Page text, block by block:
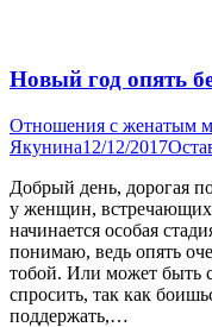
Новый год опять
Отношения с женатым
Якунина12/12/2017
Добрый день, дорогая
у женщин,
начинается особая
понимаю, ведь опять
тобой. Или может быть
спросить, так как
поддержать,…